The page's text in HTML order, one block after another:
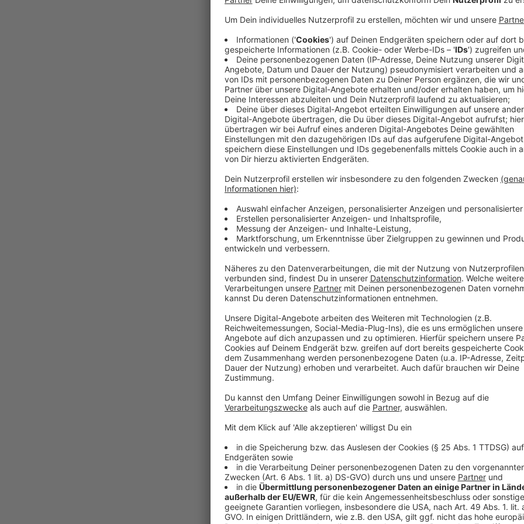
Der Tag im Kreis Mettmann (29.11.2024)
Anzeige
Feuerwehr warnt vor Hochwasser in Velbert
Die Feuerwehr warnt aktuell (Stand 17.30) vor
Velbert-Neviges. Betroffen sind die Bereiche Im
Siebeneicker Straße, Bernsaustraße und
der Einsatzkräfte vor Ort zu folgen, Nachbarn zu
meiden. Aktuelle Infos zur Hochwasserlage findet
Kanälen und auch in den Warnapps.
Velbert: Insolvenz in Eigenverantwortung bei
Der Velberter Automobilzulieferer "Johann Vitz" hat
angemeldet. Das Traditionsunternehmen hat sich
Krise zu schaffen. Das Ziel ist es, die Kosten zu
Das soll das langfristige Überleben des Velberter
Automobilzulieferer "Johann Vitz" sei stark von den
Elektroindustrie betroffen. Das schließe unter
sinkende Nachfrage und zunehmendem
Geschäftsbetrieb wird während des beantragten
fortgeführt. Die Produktion bleibt stabil, sagt Vitz.
Situation informiert und ihre Löhne für drei Monate
Bundesagentur für Arbeit gesichert.
LVR unterstützt Kulturszene
Die Kulturszene bei uns im Kreis Mettmann
Rheinland. 76.000 Euro werden im nächsten Jahr
Haus Graven in Langenfeld und in die Vereine
Langenberg. Das hat der LVR mitgeteilt;
Rheinland.